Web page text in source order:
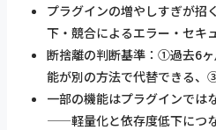
プラグインの増やしすぎが招
下・競合によるエラー・セキ
断捨離の判断基準：①過去6
能が別の方法で代替できる、
一部の機能はプラグインでは
——軽量化と依存度低下につ